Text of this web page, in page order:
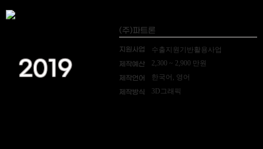
2019
(주)파트론
지원사업 수출지원기반활용사업
제작예산 2,300 ~ 2,900 만원
제작언어 한국어, 영어
제작방식 3D그래픽